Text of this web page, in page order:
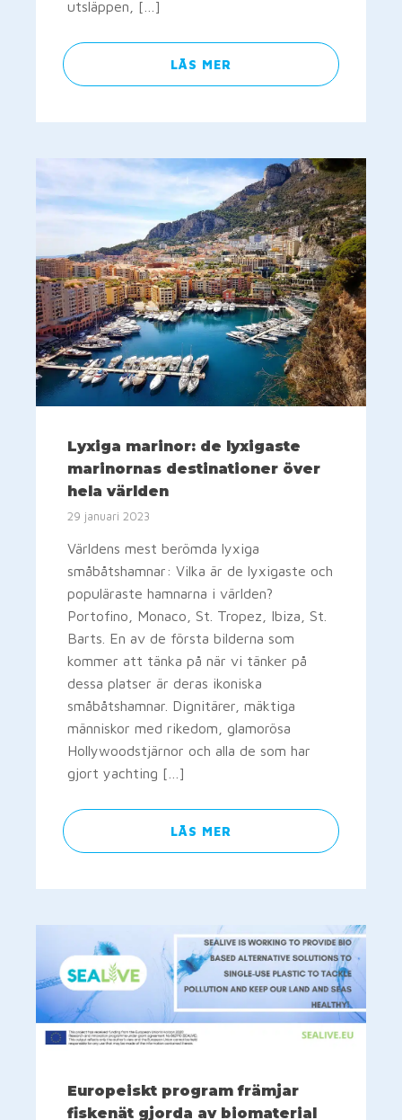
utsläppen, […]
LÄS MER
Lyxiga marinor: de lyxigaste
marinornas destinationer över
hela världen
29 januari 2023
Världens mest berömda lyxiga
småbåtshamnar: Vilka är de lyxigaste och
populäraste hamnarna i världen?
Portofino, Monaco, St. Tropez, Ibiza, St.
Barts. En av de första bilderna som
kommer att tänka på när vi tänker på
dessa platser är deras ikoniska
småbåtshamnar. Dignitärer, mäktiga
människor med rikedom, glamorösa
Hollywoodstjärnor och alla de som har
gjort yachting […]
LÄS MER
Europeiskt program främjar
fiskenät gjorda av biomaterial